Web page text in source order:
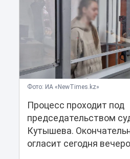
Фото: ИА «NewTimes.kz»
Процесс проходит под
председательством
Кутышева.
огласит сегодня